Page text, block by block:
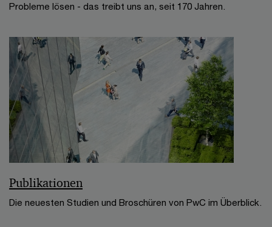
Probleme lösen - das treibt uns an, seit 170 Jahren.
Publikationen
Die neuesten Studien und Broschüren von PwC im Überblick.